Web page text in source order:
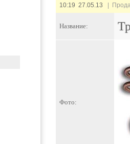
10:19 27.05.13 |
Название:
Фото: